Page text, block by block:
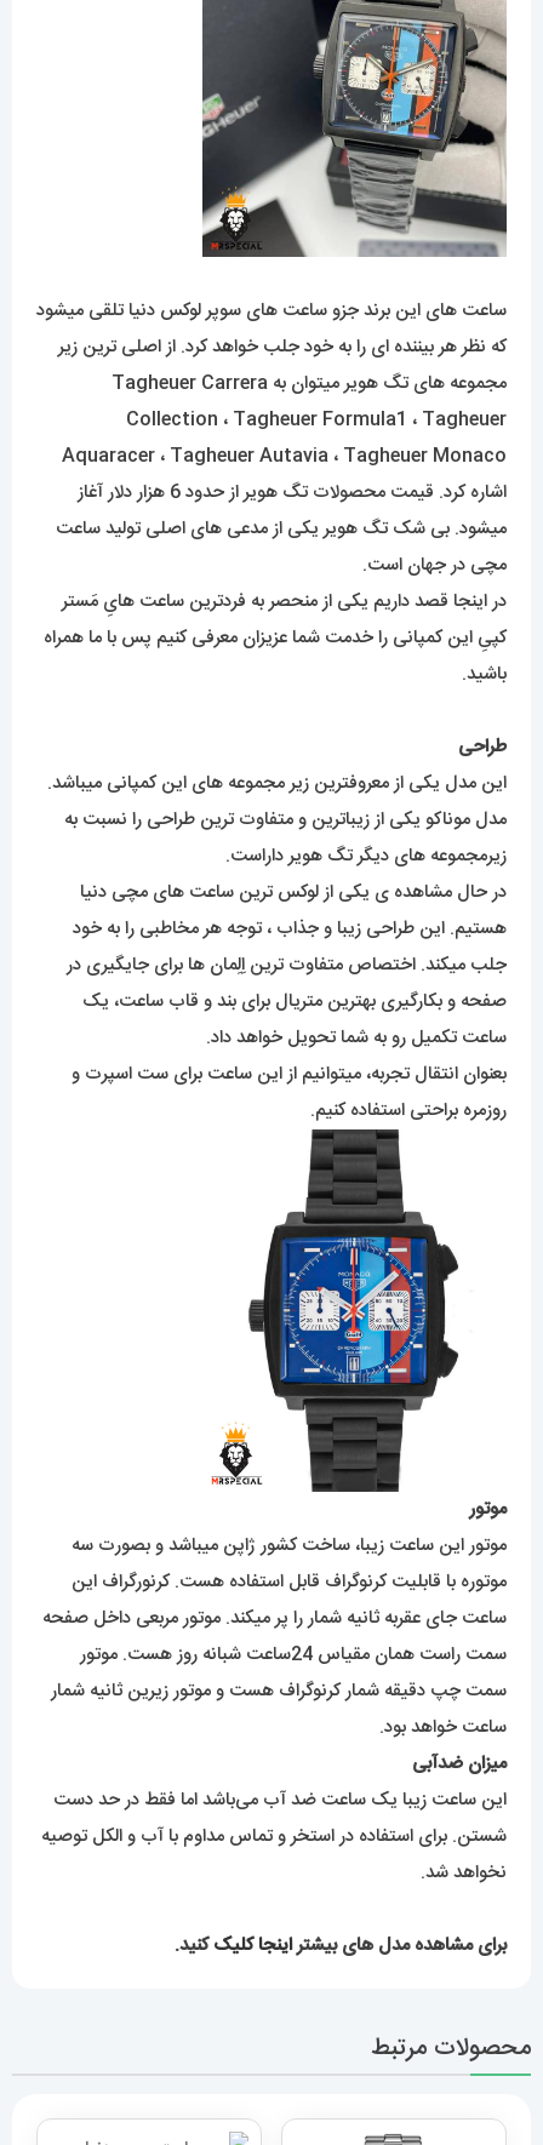
ساعت های این برند جزو ساعت های سوپر لوکس دنیا تلقی میشود
که نظر هر بیننده ای را به خود جلب خواهد کرد. از اصلی ترین زیر
مجموعه های تگ هویر میتوان به Tagheuer Carrera
Collection ، Tagheuer Formula1 ، Tagheuer
Aquaracer ، Tagheuer Autavia ، Tagheuer Monaco
اشاره کرد. قیمت محصولات تگ هویر از حدود 6 هزار دلار آغاز
میشود. بی شک تگ هویر یکی از مدعی های اصلی تولید ساعت
مچی در جهان است.
در اینجا قصد داریم یکی از منحصر به فردترین ساعت هایِ مَستر
کپیِ این کمپانی را خدمت شما عزیزان معرفی کنیم پس با ما همراه
باشید.
طراحی
این مدل یکی از معروفترین زیر مجموعه های این کمپانی میباشد.
مدل موناکو یکی از زیباترین و متفاوت ترین طراحی را نسبت به
زیرمجموعه های دیگر تگ هویر داراست.
در حال مشاهده ی یکی از لوکس ترین ساعت های مچی دنیا
هستیم. این طراحی زیبا و جذاب ، توجه هر مخاطبی را به خود
جلب میکند. اختصاص متفاوت ترین اِلِمان ها برای جایگیری در
صفحه و بکارگیری بهترین متریال برای بند و قاب ساعت، یک
ساعت تکمیل رو به شما تحویل خواهد داد.
بعنوان انتقال تجربه، میتوانیم از این ساعت برای ست اسپرت و
روزمره براحتی استفاده کنیم.
موتور
موتور این ساعت زیبا، ساخت کشور ژاپن میباشد و بصورت سه
موتوره با قابلیت کرنوگراف قابل استفاده هست. کرنورگراف این
ساعت جای عقربه ثانیه شمار را پر میکند. موتور مربعی داخل صفحه
سمت راست همان مقیاس 24ساعت شبانه روز هست. موتور
سمت چپ دقیقه شمار کرنوگراف هست و موتور زیرین ثانیه شمار
ساعت خواهد بود.
میزان ضدآبی
این ساعت زیبا یک ساعت ضد آب می‌باشد اما فقط در حد دست
شستن. برای استفاده در استخر و تماس مداوم با آب و الکل توصیه
نخواهد شد.
برای مشاهده مدل های بیشتراینجا کلیککنید.
محصولات مرتبط